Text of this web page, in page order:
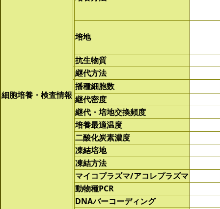
細胞培養・検査情報
培地
抗生物質
継代方法
播種細胞数
継代密度
継代・培地交換頻度
培養最適温度
二酸化炭素濃度
凍結培地
凍結方法
マイコプラズマ/アコレプラズマ
動物種PCR
DNAバーコーディング